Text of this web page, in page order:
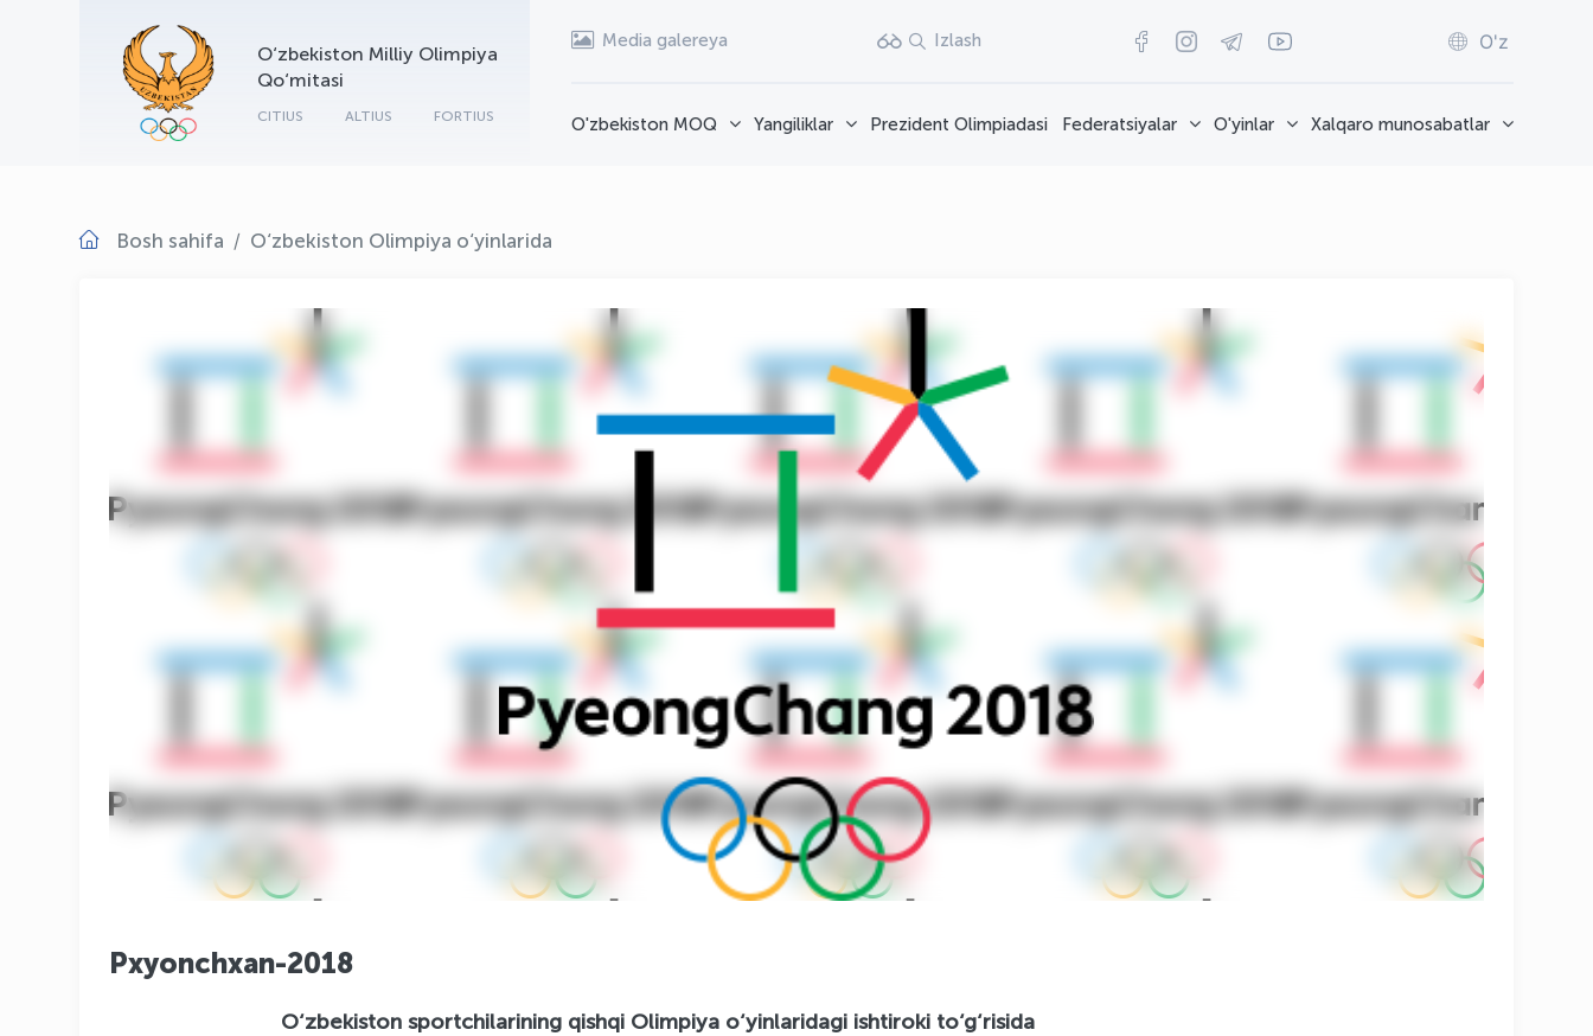
O‘zbekiston Milliy Olimpiya
Qo‘mitasi
CITIUS ALTIUS FORTIUS
Media galereya Izlash O'z
O'zbekiston MOQ Yangiliklar Prezident Olimpiadasi Federatsiyalar O'yinlar Xalqaro munosabatlar
Bosh sahifa O‘zbekiston Olimpiya o‘yinlarida
Pxyonchxan-2018
O‘zbekiston sportchilarining qishqi Olimpiya o‘yinlaridagi ishtiroki to‘g‘risida